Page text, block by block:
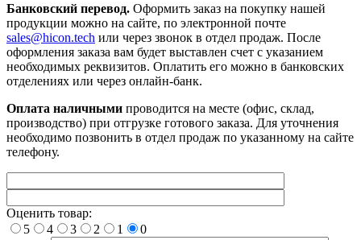
Банковский перевод. Оформить заказ на покупку нашей
продукции можно на сайте, по электронной почте
sales@hicon.tech или через звонок в отдел продаж. После
оформления заказа вам будет выставлен счет с указанием
необходимых реквизитов. Оплатить его можно в банковских
отделениях или через онлайн-банк.
Оплата наличными проводится на месте (офис, склад,
производство) при отгрузке готового заказа. Для уточнения
необходимо позвонить в отдел продаж по указанному на сайте
телефону.
Оценить товар:
5
4 3 2 1
0